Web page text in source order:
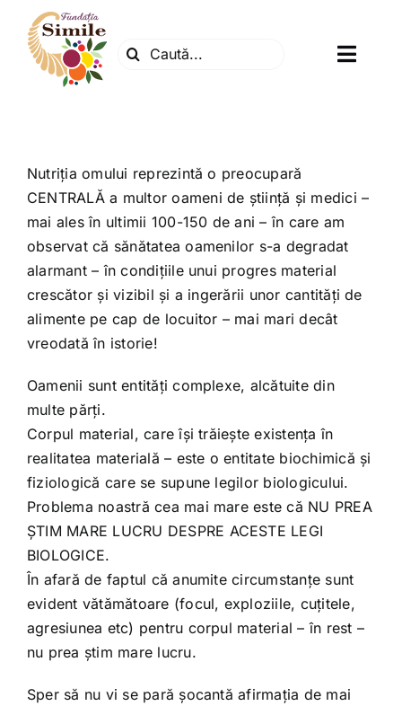
content
Search
Centrul natura
Articole
Dr. Soescu
Evenimente
Tratamente naturale
Iubim fructele
Nutriția omului reprezintă o preocupară
CENTRALĂ a multor oameni de știință și medici –
mai ales în ultimii 100-150 de ani – în care am
observat că sănătatea oamenilor s-a degradat
alarmant – în condițiile unui progres material
crescător și vizibil și a ingerării unor cantități de
alimente pe cap de locuitor – mai mari decât
vreodată în istorie!
Oamenii sunt entități complexe, alcătuite din
multe părți.
Corpul material, care își trăiește existența în
realitatea materială – este o entitate biochimică și
fiziologică care se supune legilor biologicului.
Problema noastră cea mai mare este că NU PREA
ȘTIM MARE LUCRU DESPRE ACESTE LEGI
BIOLOGICE.
În afară de faptul că anumite circumstanțe sunt
evident vătămătoare (focul, exploziile, cuțitele,
agresiunea etc) pentru corpul material – în rest –
nu prea știm mare lucru.
Sper să nu vi se pară șocantă afirmația de mai